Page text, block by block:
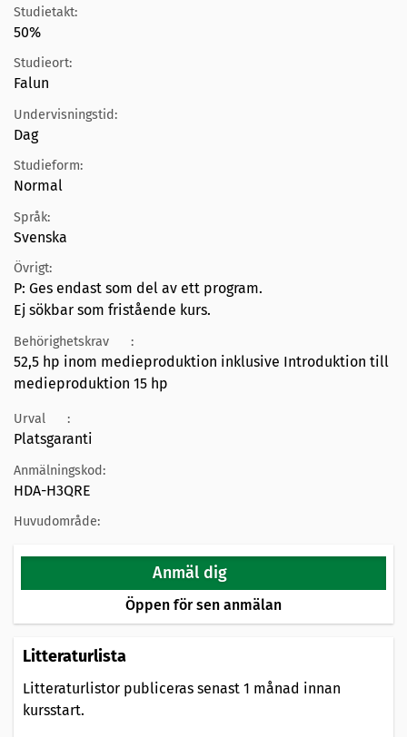
Studietakt:
50%
Studieort:
Falun
Undervisningstid:
Dag
Studieform:
Normal
Språk:
Svenska
Övrigt:
P: Ges endast som del av ett program.
Ej sökbar som fristående kurs.
Behörighetskrav :
52,5 hp inom medieproduktion inklusive Introduktion till
medieproduktion 15 hp
Urval :
Platsgaranti
Anmälningskod:
HDA-H3QRE
Huvudområde:
Anmäl dig
Öppen för sen anmälan
Litteraturlista
Litteraturlistor publiceras senast 1 månad innan
kursstart.